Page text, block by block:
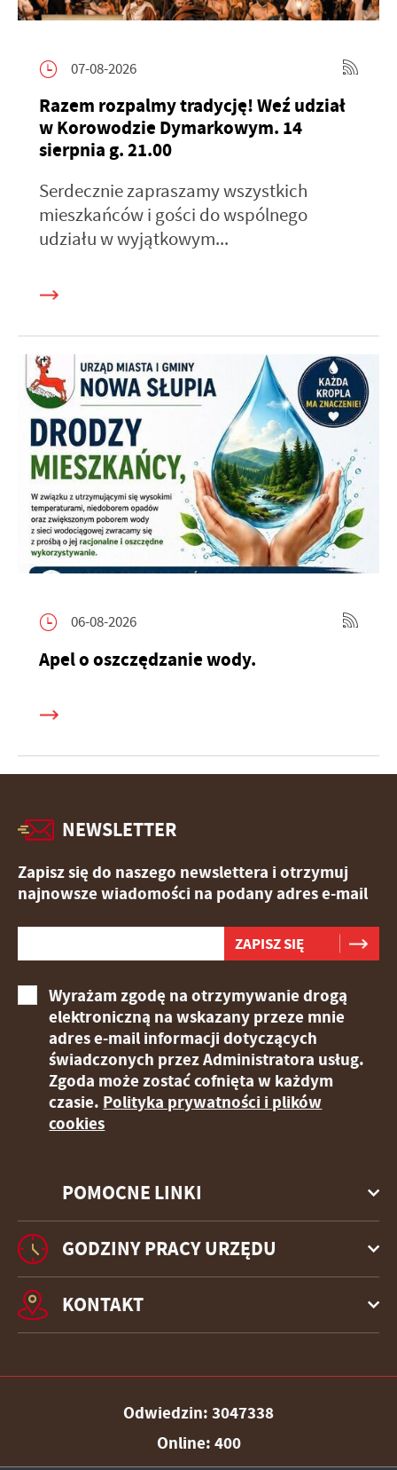
07-08-2026
Razem rozpalmy tradycję! Weź udział
w Korowodzie Dymarkowym. 14
sierpnia g. 21.00
Serdecznie zapraszamy wszystkich
mieszkańców i gości do wspólnego
udziału w wyjątkowym...
06-08-2026
Apel o oszczędzanie wody.
POMOCNE LINKI
NEWSLETTER
Zapisz się do naszego newslettera i otrzymuj
najnowsze wiadomości na podany adres e-mail
Wyrażam zgodę na otrzymywanie drogą
elektroniczną na wskazany przeze mnie
adres e-mail informacji dotyczących
świadczonych przez Administratora usług.
Zgoda może zostać cofnięta w każdym
czasie. Polityka prywatności i plików
cookies
GODZINY PRACY URZĘDU
KONTAKT
Odwiedzin: 3047338
Online: 400